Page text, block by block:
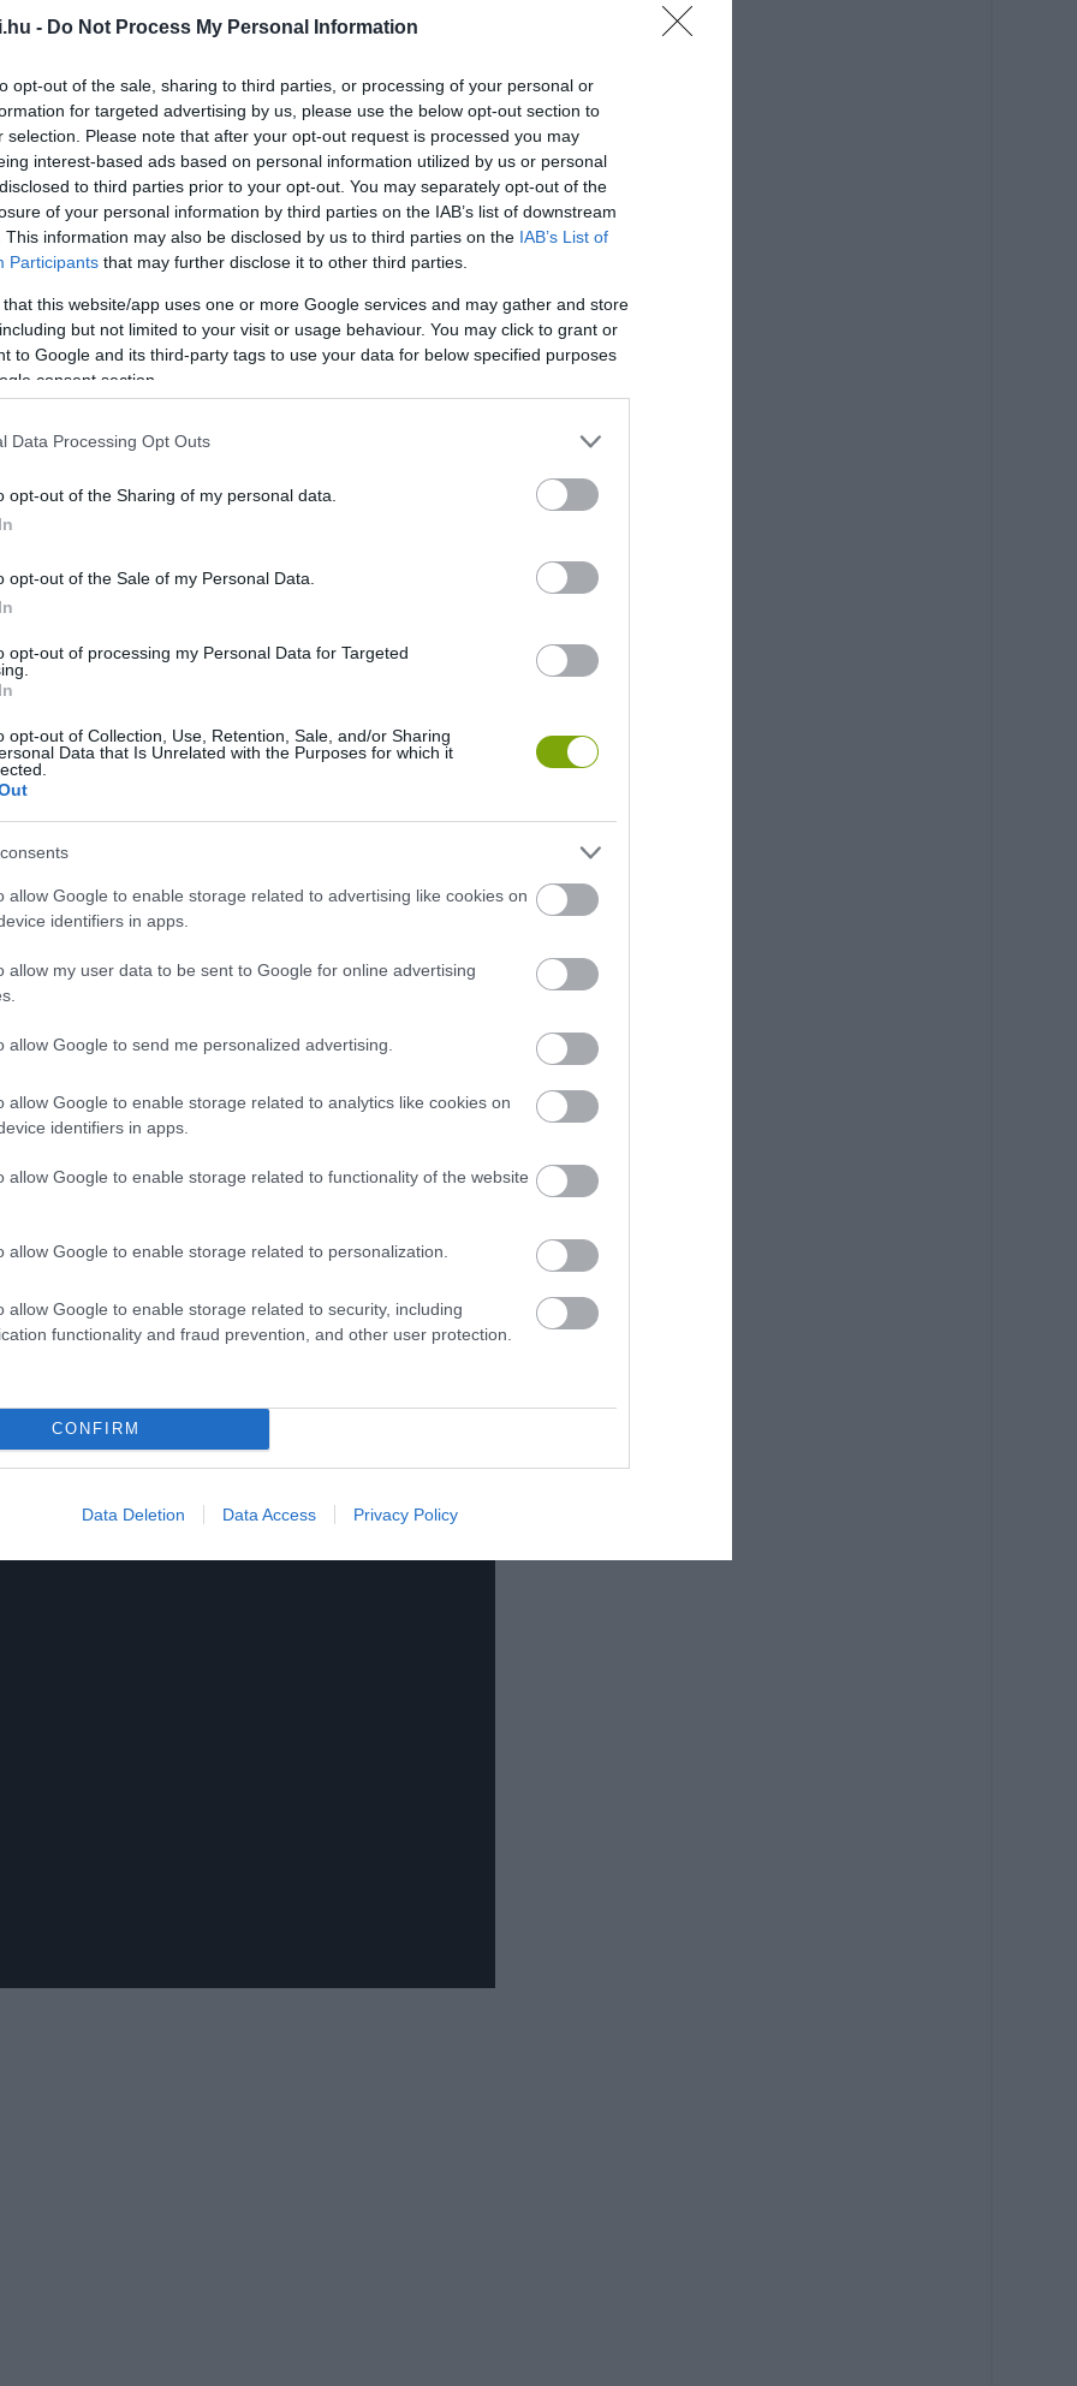
- Do Not Process My Personal Information
opt-out of the sale, sharing to third parties, or processing of your personal or
for targeted advertising by us, please use the below opt-out section to
selection. Please note that after your opt-out request is processed you may
interest-based ads based on personal information utilized by us or personal
to third parties prior to your opt-out. You may separately opt-out of the
of your personal information by third parties on the IAB’s list of downstream
This information may also be disclosed by us to third parties on the IAB’s List of
Participants that may further disclose it to other third parties.
that this website/app uses one or more Google services and may gather and store
but not limited to your visit or usage behaviour. You may click to grant or
to Google and its third-party tags to use your data for below specified purposes
consent section.
Data Processing Opt Outs
opt-out of the Sharing of my personal data.
opt-out of the Sale of my Personal Data.
opt-out of processing my Personal Data for Targeted
opt-out of Collection, Use, Retention, Sale, and/or Sharing
Data that Is Unrelated with the Purposes for which it
allow Google to enable storage related to advertising like cookies on
identifiers in apps.
allow my user data to be sent to Google for online advertising
allow Google to send me personalized advertising.
allow Google to enable storage related to analytics like cookies on
identifiers in apps.
allow Google to enable storage related to functionality of the website
allow Google to enable storage related to personalization.
allow Google to enable storage related to security, including
functionality and fraud prevention, and other user protection.
CONFIRM
Data Deletion Data Access Privacy Policy
Ez lehetőséget ad a felhasználónak arra, hogy
egy idő után fárasztó, ezért okostelefonnal is
mozogni, különböző sebességi fokozatokkal,
Várhatóan 2021 augusztusától már a kereskedelemben